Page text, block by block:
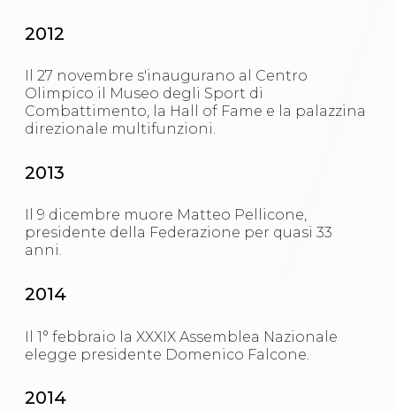
2012
Il 27 novembre s'inaugurano al Centro
Olimpico il Museo degli Sport di
Combattimento, la Hall of Fame e la palazzina
direzionale multifunzioni.
2013
Il 9 dicembre muore Matteo Pellicone,
presidente della Federazione per quasi 33
anni.
2014
Il 1° febbraio la XXXIX Assemblea Nazionale
elegge presidente Domenico Falcone.
2014